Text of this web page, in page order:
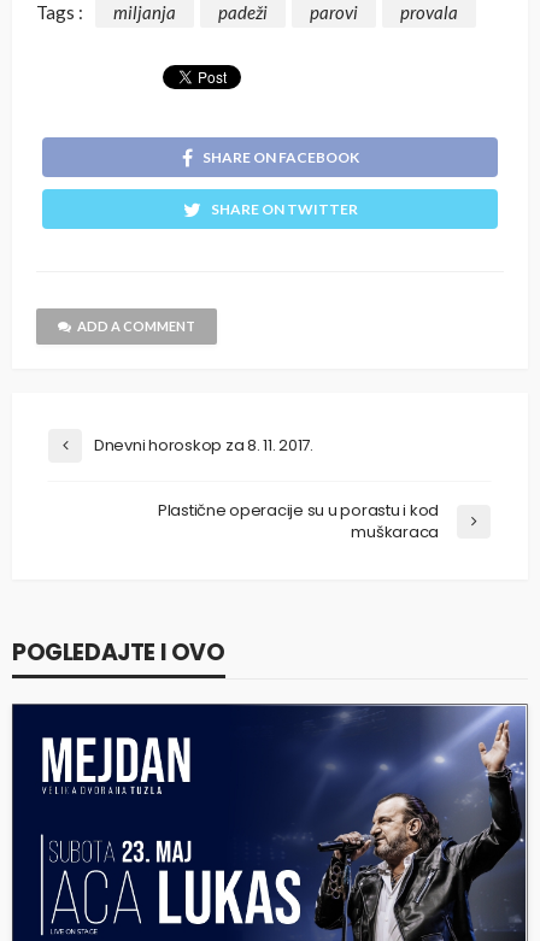
Tags : miljanja padeži parovi provala
SHARE ON FACEBOOK
SHARE ON TWITTER
ADD A COMMENT
Dnevni horoskop za 8. 11. 2017.
Plastične operacije su u porastu i kod
muškaraca
POGLEDAJTE I OVO